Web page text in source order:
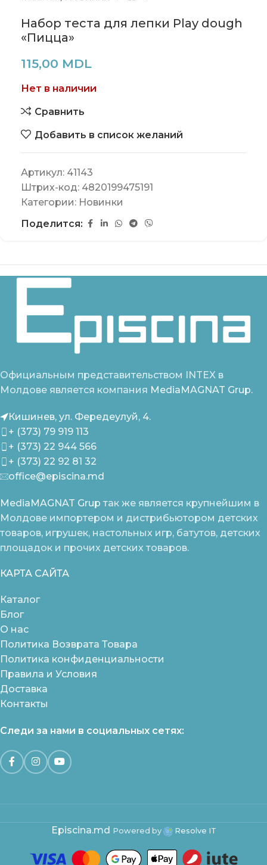
Набор теста для лепки Play dough
«Пицца»
115,00 MDL
Нет в наличии
Сравнить
Добавить в список желаний
Артикул: 41143
Штрих-код: 4820199475191
Категории: Новинки
Поделится:
Официальным представительством INTEX в
Молдове является компания MediaMAGNAT Grup.
Кишинев, ул. Фередеулуй, 4.
+ (373) 79 919 113
+ (373) 22 944 566
+ (373) 22 92 81 32
office@episcina.md
MediaMAGNAT Grup так же является крупнейшим в
Молдове импортером и дистрибьютором детских
товаров, игрушек, настольных игр, батутов, детских
площадок и прочих детских товаров.
КАРТА САЙТА
Каталог
Блог
О нас
Политика Возврата Товара
Политика конфиденциальности
Правила и Условия
Доставка
Контакты
Следи за нами в социальных сетях:
Episcina.md Powered by Resolve IT